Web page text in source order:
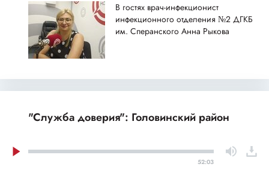
В гостях врач-инфекционист
инфекционного отделения №2 ДГКБ
им. Сперанского Анна Рыкова
"Служба доверия": Головинский район
52:03